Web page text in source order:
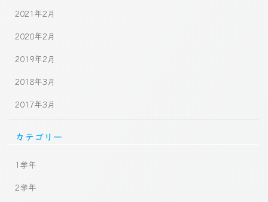
2021年2月
2020年2月
2019年2月
2018年3月
2017年3月
カテゴリー
1学年
2学年